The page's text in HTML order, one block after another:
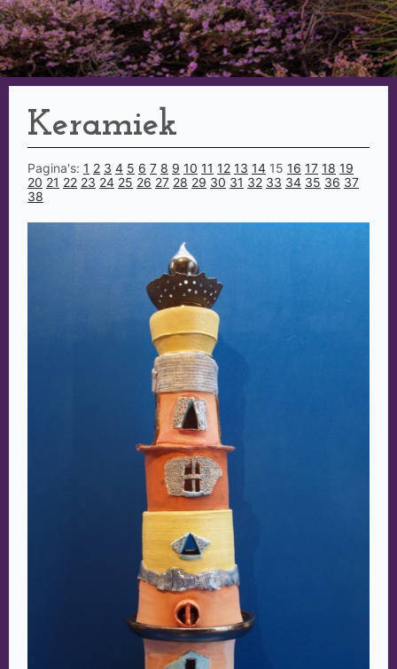
Keramiek
Pagina's: 1 2 3 4 5 6 7 8 9 10 11 12 13 14 15 16 17 18 19
20 21 22 23 24 25 26 27 28 29 30 31 32 33 34 35 36 37
38